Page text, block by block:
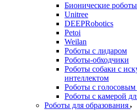
Бионические
Unitree
DEEPRobotics
Petoi
Weilan
Роботы с лидаром
Роботы-обходчики
Роботы собаки с
интеллектом
Роботы с
Роботы с камерой
Роботы для образования